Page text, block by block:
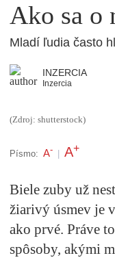
Ako sa o
Mladí ľudia často
INZERCIA
Inzercia
(Zdroj: shutterstock)
Písmo: A- A+
Biele zuby už
žiarivý úsmev je
ako prvé. Práve
spôsoby, akými